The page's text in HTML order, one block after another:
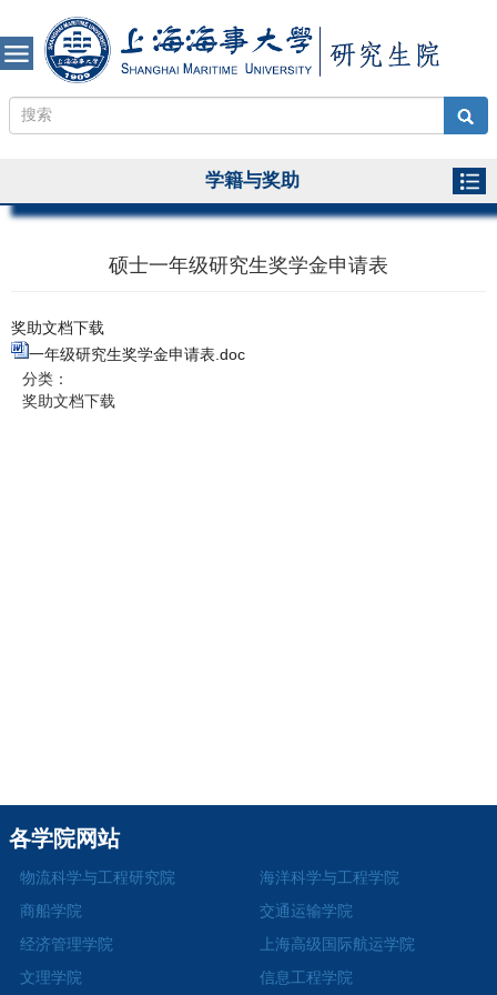
学籍与奖助
硕士一年级研究生奖学金申请表
奖助文档下载
一年级研究生奖学金申请表.doc
分类：
奖助文档下载
各学院网站
物流科学与工程研究院
海洋科学与工程学院
商船学院
交通运输学院
经济管理学院
上海高级国际航运学院
文理学院
信息工程学院